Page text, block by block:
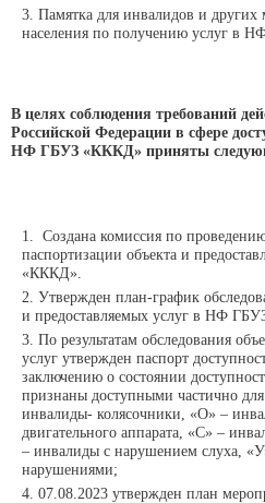
Памятка для инвалидов и
населения по получению услуг в
В целях соблюдения требований
Российской Федерации в сфере
НФ ГБУЗ «КККД» приняты
Создана комиссия по
паспортизации объекта и
«КККД».
Утвержден план-график
и предоставляемых услуг в НФ
По результатам обследования
услуг утвержден паспорт
заключению о состоянии
признаны доступными частично
инвалиды- колясочники, «О» –
двигательного аппарата, «С» –
– инвалиды с нарушением слуха,
нарушениями;
07.08.2023 утвержден план